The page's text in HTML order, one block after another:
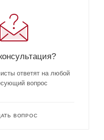
ответят на любой
вопрос
ВОПРОС